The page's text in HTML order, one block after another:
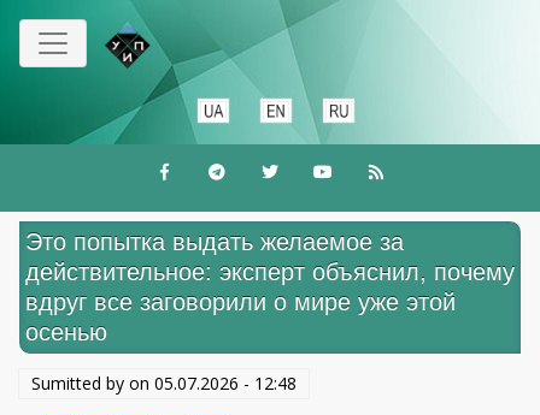
Перейти
основному
Это попытка выдать желаемое за
действительное: эксперт объяснил, почему
вдруг все заговорили о мире уже этой
осенью
Sumitted by on 05.07.2026 - 12:48